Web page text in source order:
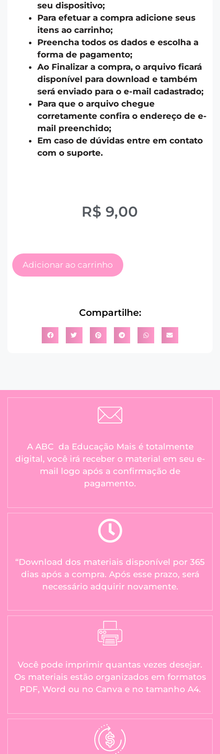
seu dispositivo;
Para efetuar a compra adicione seus
itens ao carrinho;
Preencha todos os dados e escolha a
forma de pagamento;
Ao Finalizar a compra, o arquivo ficará
disponível para download e também
será enviado para o e-mail cadastrado;
Para que o arquivo chegue
corretamente confira o endereço de e-
mail preenchido;
Em caso de dúvidas entre em contato
com o suporte.
R$ 9,00
Adicionar ao carrinho
Compartilhe:
A ABC da Educação Mais é totalmente
digital, você irá receber o material em seu e-
mail logo após a confirmação de
pagamento.
“Download dos materiais disponível por 365
dias após a compra. Após esse prazo, será
necessário adquirir novamente.
Você pode imprimir quantas vezes desejar.
Os materiais estão organizados em formatos
PDF, Word ou no Canva e no tamanho A4.